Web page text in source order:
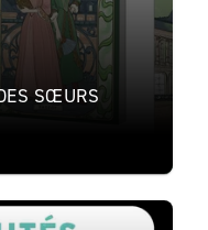
SŒURS